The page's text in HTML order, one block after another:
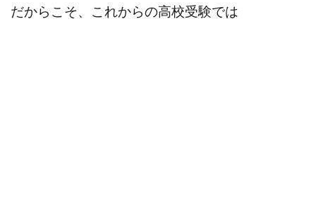
だからこそ、これからの高校受験では